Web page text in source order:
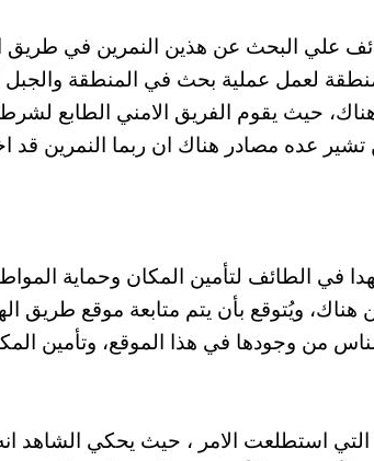
علي البحث عن هذين النمرين في طريق
لعمل عملية بحث في المنطقة والجبل
حيث يقوم الفريق الامني الطابع
عده مصادر هناك ان ربما النمرين قد
في الطائف لتأمين المكان وحماية
ويُتوقع بأن يتم متابعة موقع طريق
من وجودها في هذا الموقع، وتأمين
التي استطلعت الامر ، حيث يحكي الشاهد